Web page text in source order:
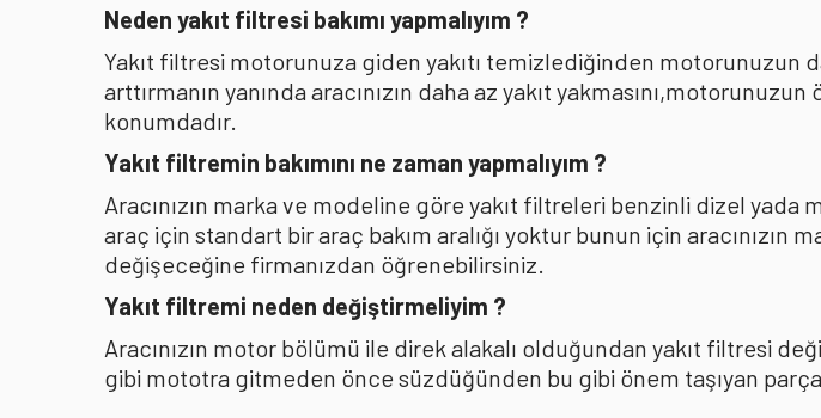
Neden yakıt filtresi bakımı yapmalıyım ?
Yakıt filtresi motorunuza giden yakıtı temizlediğinden motorunuzun
arttırmanın yanında aracınızın daha az yakıt
konumdadır.
Yakıt filtremin bakımını ne zaman yapmalıyım ?
Aracınızın marka ve modeline göre yakıt filtreleri benzinli dizel
araç için standart bir araç bakım aralığı yoktur bunun için
değişeceğine firmanızdan öğrenebilirsiniz.
Yakıt filtremi neden değiştirmeliyim ?
Aracınızın motor bölümü ile direk alakalı olduğundan yakıt filtresi
gibi mototra gitmeden önce süzdüğünden bu gibi önem taşıyan